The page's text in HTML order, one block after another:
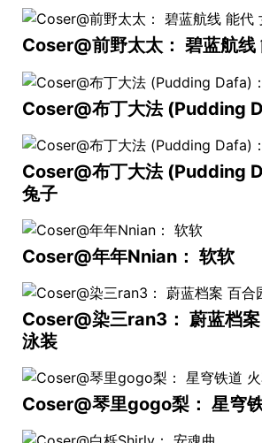
Coser@前野太太： 碧蓝航线
Coser@布丁大法 (Pudding
Coser@布丁大法 (Pudding
兔子
Coser@年年Nnian： 软软
Coser@染三ran3： 蔚蓝档
泳装
Coser@琴里gogo梨： 星穹